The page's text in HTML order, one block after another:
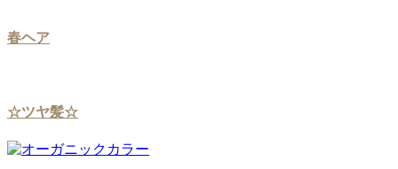
春ヘア
☆ツヤ髪☆